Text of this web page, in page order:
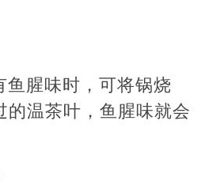
鱼腥味时，可将锅烧
的温茶叶，鱼腥味就会